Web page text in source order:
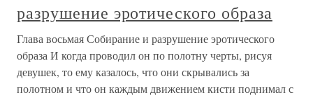
разрушение эротического образа
Глава восьмая Собирание и разрушение эротического
образа И когда проводил он по полотну черты, рисуя
девушек, то ему казалось, что они скрывались за
полотном и что он каждым движением кисти поднимал с